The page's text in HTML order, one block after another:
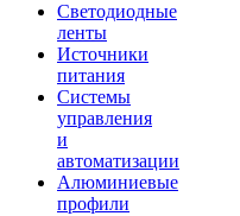
Светодиодные
ленты
Источники
питания
Системы
управления
и
автоматизации
Алюминиевые
профили